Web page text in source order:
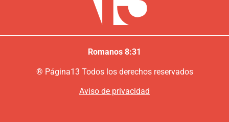
Romanos 8:31
® Página13 Todos los derechos reservados
Aviso de privacidad